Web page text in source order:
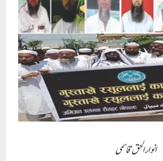
انوار الحق قاسمی